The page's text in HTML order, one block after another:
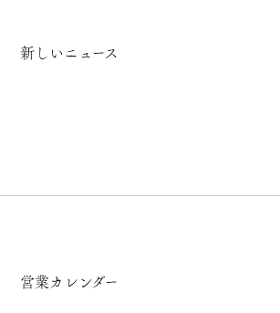
新しいニュース
営業カレンダー